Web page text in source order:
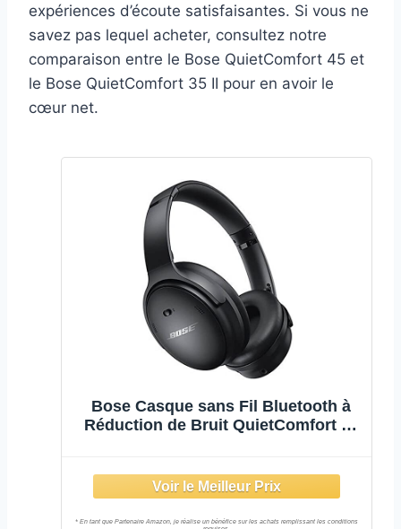
expériences d’écoute satisfaisantes. Si vous ne
savez pas lequel acheter, consultez notre
comparaison entre le Bose QuietComfort 45 et
le Bose QuietComfort 35 II pour en avoir le
cœur net.
Bose Casque sans Fil Bluetooth à
Réduction de Bruit QuietComfort 45